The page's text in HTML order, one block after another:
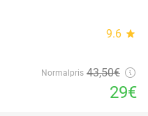
9.6 star
Normalpris 43,50€
29€